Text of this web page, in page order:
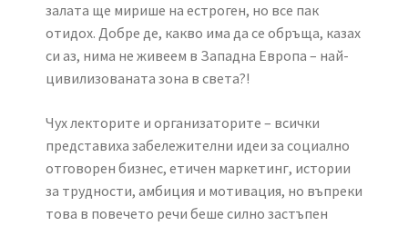
залата ще мирише на естроген, но все пак
отидох. Добре де, какво има да се обръща, казах
си аз, нима не живеем в Западна Европа – най-
цивилизованата зона в света?!
Чух лекторите и организаторите – всички
представиха забележителни идеи за социално
отговорен бизнес, етичен маркетинг, истории
за трудности, амбиция и мотивация, но въпреки
това в повечето речи беше силно застъпен